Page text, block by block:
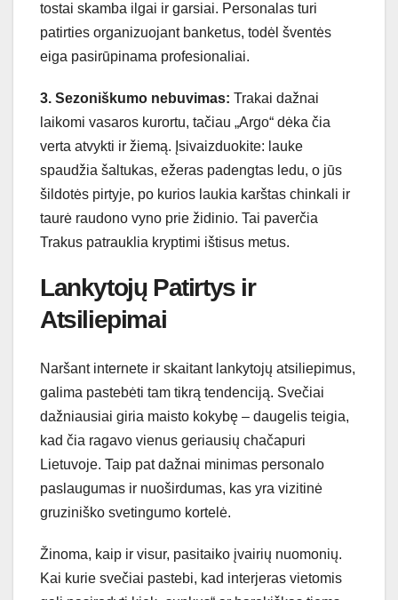
tostai skamba ilgai ir garsiai. Personalas turi
patirties organizuojant banketus, todėl šventės
eiga pasirūpinama profesionaliai.
3. Sezoniškumo nebuvimas: Trakai dažnai
laikomi vasaros kurortu, tačiau „Argo“ dėka čia
verta atvykti ir žiemą. Įsivaizduokite: lauke
spaudžia šaltukas, ežeras padengtas ledu, o jūs
šildotės pirtyje, po kurios laukia karštas chinkali ir
taurė raudono vyno prie židinio. Tai paverčia
Trakus patrauklia kryptimi ištisus metus.
Lankytojų Patirtys ir
Atsiliepimai
Naršant internete ir skaitant lankytojų atsiliepimus,
galima pastebėti tam tikrą tendenciją. Svečiai
dažniausiai giria maisto kokybę – daugelis teigia,
kad čia ragavo vienus geriausių chačapuri
Lietuvoje. Taip pat dažnai minimas personalo
paslaugumas ir nuoširdumas, kas yra vizitinė
gruziniško svetingumo kortelė.
Žinoma, kaip ir visur, pasitaiko įvairių nuomonių.
Kai kurie svečiai pastebi, kad interjeras vietomis